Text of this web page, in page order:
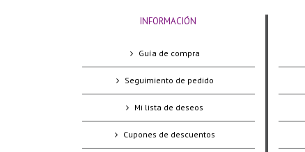
INFORMACIÓN
Guía de compra
Seguimiento de pedido
Mi lista de deseos
Cupones de descuentos